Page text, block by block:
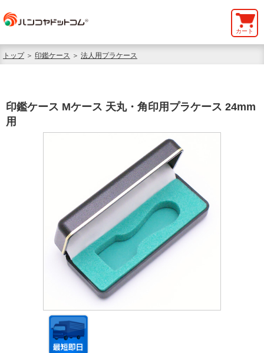
カート
トップ＞ 印鑑ケース ＞ 法人用プラケース
印鑑ケース Mケース 天丸・角印用プラケース 24mm
用